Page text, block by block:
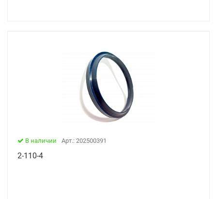
В наличии Арт.: 202500391
2-110-4